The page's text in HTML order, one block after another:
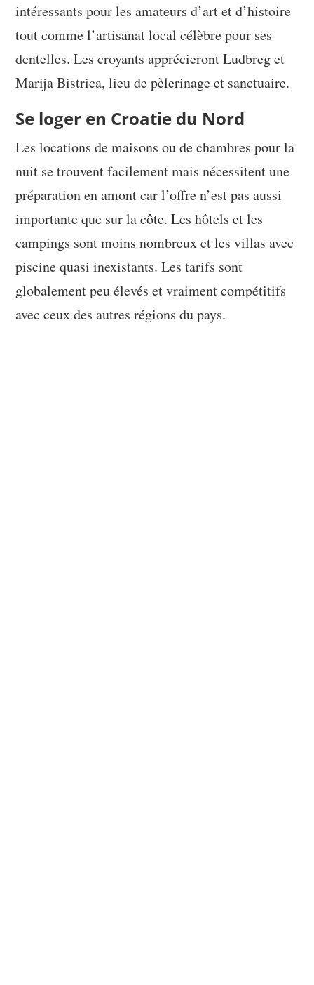
intéressants pour les amateurs d’art et d’histoire
tout comme l’artisanat local célèbre pour ses
dentelles. Les croyants apprécieront Ludbreg et
Marija Bistrica, lieu de pèlerinage et sanctuaire.
Se loger en Croatie du Nord
Les locations de maisons ou de chambres pour la
nuit se trouvent facilement mais nécessitent une
préparation en amont car l’offre n’est pas aussi
importante que sur la côte. Les hôtels et les
campings sont moins nombreux et les villas avec
piscine quasi inexistants. Les tarifs sont
globalement peu élevés et vraiment compétitifs
avec ceux des autres régions du pays.